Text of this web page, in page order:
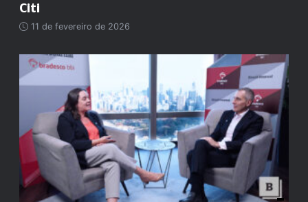
Citi
11 de fevereiro de 2026